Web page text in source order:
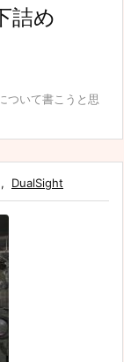
詰め
ついて書こうと思
, DualSight